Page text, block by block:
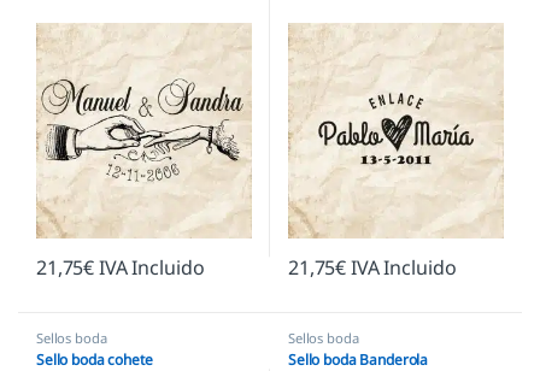
21,75€IVA Incluido 21,75€IVA Incluido
Sellos boda
Sello boda cohete
Sellos boda
Sello boda Banderola